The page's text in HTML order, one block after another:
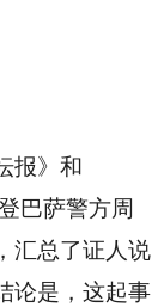
报》和
巴萨警方周
汇总了证人说
论是，这起事